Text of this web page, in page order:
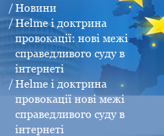
Новини
Helme і доктрина
провокації: нові межі
справедливого суду в
інтернеті
Helme і доктрина
провокації нові межі
справедливого суду в
інтернеті